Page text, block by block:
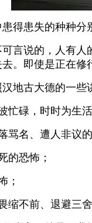
患失的种种分
说的，人有人
。即使是正在修
古大德的一些
碌，时时为生
骂名、遭人非议的
的恐怖；
；
不前、退避三